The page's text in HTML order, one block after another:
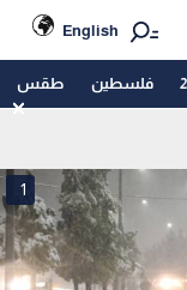
English
فلسطين طقس
1